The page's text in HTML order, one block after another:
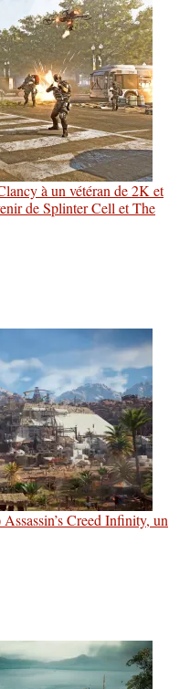
à un vétéran de 2K et
de Splinter Cell et The
Creed Infinity, un